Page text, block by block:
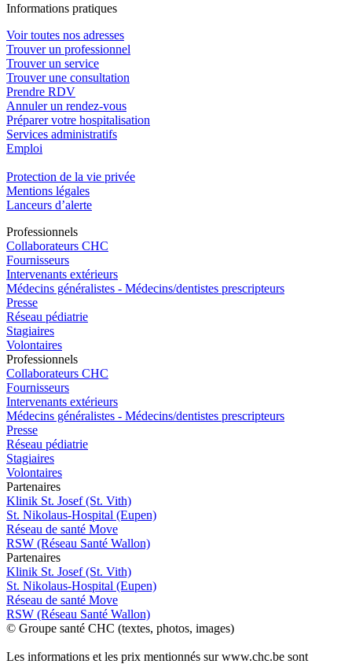
Informations pratiques
Voir toutes nos adresses
Trouver un professionnel
Trouver un service
Trouver une consultation
Prendre RDV
Annuler un rendez-vous
Préparer votre hospitalisation
Services administratifs
Emploi​
Protection de la vie privée
Mentions légales
Lanceurs d’alerte
Professionnels
Collaborateurs CHC
Fournisseurs
Intervenants extérieurs
Médecins généralistes - Médecins/dentistes prescripteurs
Presse
Réseau pédiatrie
Stagiaires
Volontaires
Professionnels
Collaborateurs CHC
Fournisseurs
Intervenants extérieurs
Médecins généralistes - Médecins/dentistes prescripteurs
Presse
Réseau pédiatrie
Stagiaires
Volontaires
Partenaires
Klinik St. Josef (St. Vith)
St. Nikolaus-Hospital (Eupen)
Réseau de santé Move
RSW (Réseau Santé Wallon)
Partenaires
Klinik St. Josef (St. Vith)
St. Nikolaus-Hospital (Eupen)
Réseau de santé Move
RSW (Réseau Santé Wallon)
© Groupe santé CHC (textes, photos, images)
Les informations et les prix mentionnés sur www.chc.be sont